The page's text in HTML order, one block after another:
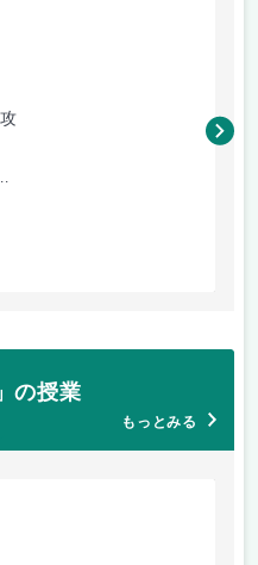
梶
の授業
もっとみる